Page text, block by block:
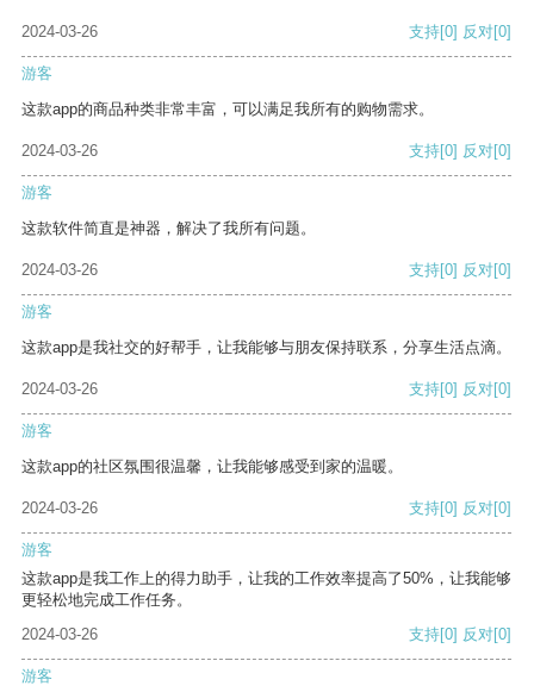
2024-03-26 支持[0] 反对[0]
游客
这款app的商品种类非常丰富，可以满足我所有的购物需求。
2024-03-26 支持[0] 反对[0]
游客
这款软件简直是神器，解决了我所有问题。
2024-03-26 支持[0] 反对[0]
游客
这款app是我社交的好帮手，让我能够与朋友保持联系，分享生活点滴。
2024-03-26 支持[0] 反对[0]
游客
这款app的社区氛围很温馨，让我能够感受到家的温暖。
2024-03-26 支持[0] 反对[0]
游客
这款app是我工作上的得力助手，让我的工作效率提高了50%，让我能够
更轻松地完成工作任务。
2024-03-26
支持[0] 反对[0]
游客